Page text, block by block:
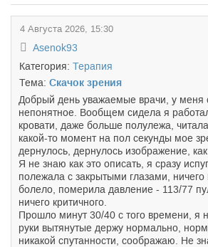
4 Августа 2026, 15:30
Asenok93
Категория: Терапия
Тема: Скачок зрения
Добрый день уважаемые врачи, у меня
непонятное. Вообщем сидела я
кровати, даже больше полулежа,
какой-то момент на пол секунды мое
дернулось, дернулось изображение, как
Я не знаю как это описать, я сразу
полежала с закрытыми глазами, ничего
болело, померила давление - 113/77
ничего критичного.
Прошло минут 30/40 с того времени, я
руки вытянутые держу нормально,
никакой спутанности, соображаю. Не